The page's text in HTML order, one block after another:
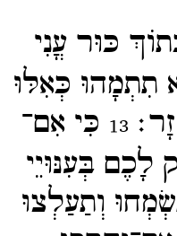
כּוּר עֳנִי
תִתְמָהוּ כְּאִלּוּ
13 כִּי אִם־​
בְּעִנּוּיֵי
וְתַעַלְצוּ